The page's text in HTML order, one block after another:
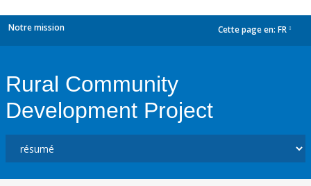
Notre mission Cette page en: FR
Rural Community
Development Project